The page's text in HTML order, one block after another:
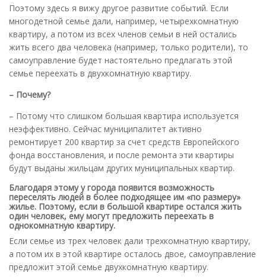
Поэтому здесь я вижу другое развитие событий. Если
многодетной семье дали, например, четырехкомнатную
квартиру, а потом из всех членов семьи в ней остались
жить всего два человека (например, только родители), то
самоуправление будет настоятельно предлагать этой
семье переехать в двухкомнатную квартиру.
– Почему?
– Потому что слишком большая квартира используется
неэффективно. Сейчас муниципалитет активно
ремонтирует 200 квартир за счет средств Европейского
фонда восстановления, и после ремонта эти квартиры
будут выданы жильцам других муниципальных квартир.
Благодаря этому у города появится возможность
переселять людей в более подходящее им «по размеру»
жилье. Поэтому, если в большой квартире остался жить
один человек, ему могут предложить переехать в
однокомнатную квартиру.
Если семье из трех человек дали трехкомнатную квартиру,
а потом их в этой квартире осталось двое, самоуправление
предложит этой семье двухкомнатную квартиру.